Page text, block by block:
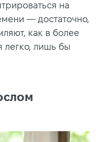
на
— достаточно,
как в более
легко, лишь бы